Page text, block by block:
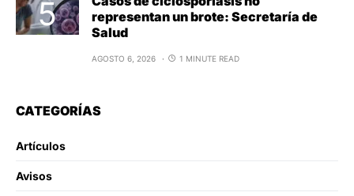
representan un brote: Secretaría de
Salud
AGOSTO 6, 2026 1 MINUTE READ
CATEGORÍAS
Artículos
Avisos